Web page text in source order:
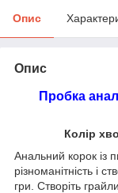
Опис
Опис
Пробка
Колір
Анальний корок із
різноманітність і
гри. Створіть